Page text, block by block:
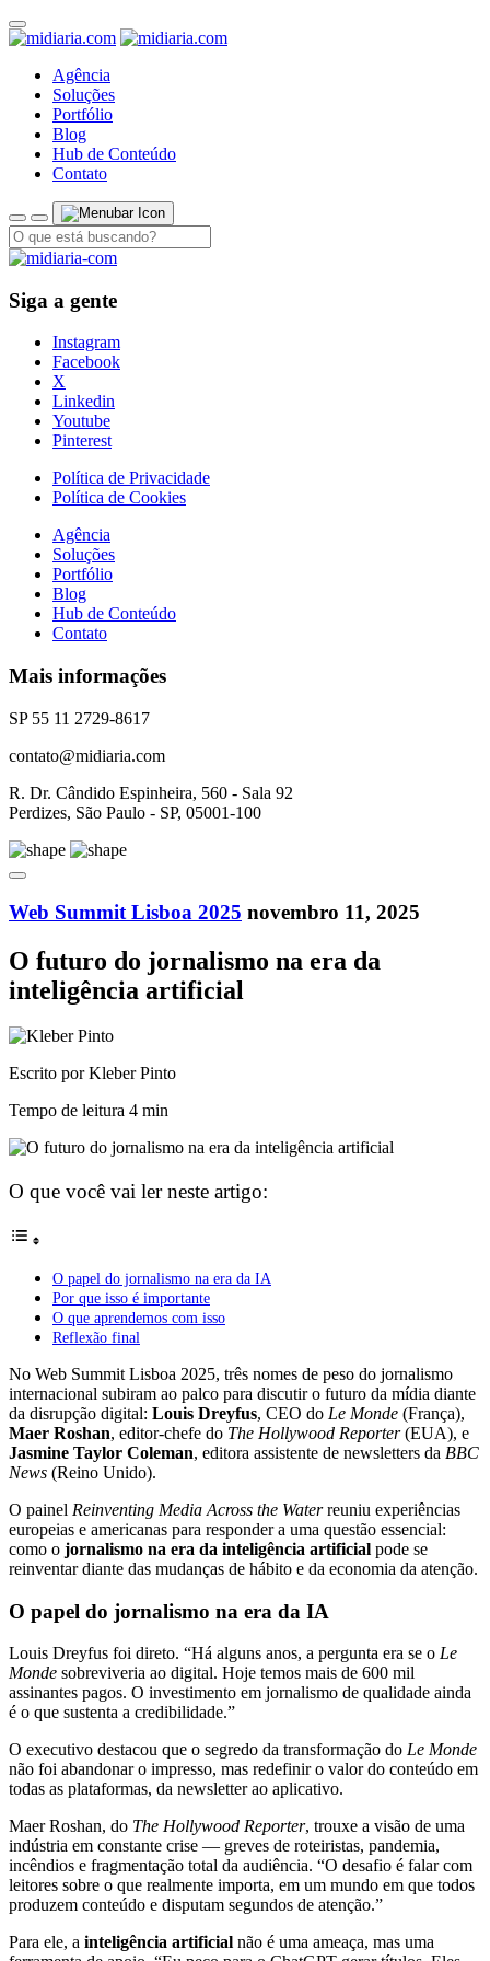
Agência
Soluções
Portfólio
Blog
Hub de Conteúdo
Contato
Siga a gente
Instagram
Facebook
X
Linkedin
Youtube
Pinterest
Política de Privacidade
Política de Cookies
Agência
Soluções
Portfólio
Blog
Hub de Conteúdo
Contato
Mais informações
SP 55 11 2729-8617
contato@midiaria.com
R. Dr. Cândido Espinheira, 560 - Sala 92
Perdizes, São Paulo - SP, 05001-100
Web Summit Lisboa 2025 novembro 11, 2025
O futuro do jornalismo na era da
inteligência artificial
Escrito por Kleber Pinto
Tempo de leitura 4 min
O que você vai ler neste artigo:
O papel do jornalismo na era da IA
Por que isso é importante
O que aprendemos com isso
Reflexão final
No Web Summit Lisboa 2025, três nomes de peso do jornalismo
internacional subiram ao palco para discutir o futuro da mídia diante
da disrupção digital: Louis Dreyfus, CEO do Le Monde (França),
Maer Roshan, editor-chefe do The Hollywood Reporter(EUA), e
Jasmine Taylor Coleman, editora assistente de newsletters da BBC
News (Reino Unido).
O painel Reinventing Media Across the Waterreuniu experiências
europeias e americanas para responder a uma questão essencial:
como o jornalismo na era da inteligência artificial pode se
reinventar diante das mudanças de hábito e da economia da atenção.
O papel do jornalismo na era da IA
Louis Dreyfus foi direto. “Há alguns anos, a pergunta era se o Le
Monde sobreviveria ao digital. Hoje temos mais de 600 mil
assinantes pagos. O investimento em jornalismo de qualidade ainda
é o que sustenta a credibilidade.”
O executivo destacou que o segredo da transformação do Le Monde
não foi abandonar o impresso, mas redefinir o valor do conteúdo em
todas as plataformas, da newsletter ao aplicativo.
Maer Roshan, do The Hollywood Reporter, trouxe a visão de uma
indústria em constante crise — greves de roteiristas, pandemia,
incêndios e fragmentação total da audiência. “O desafio é falar com
leitores sobre o que realmente importa, em um mundo em que todos
produzem conteúdo e disputam segundos de atenção.”
Para ele, a inteligência artificial não é uma ameaça, mas uma